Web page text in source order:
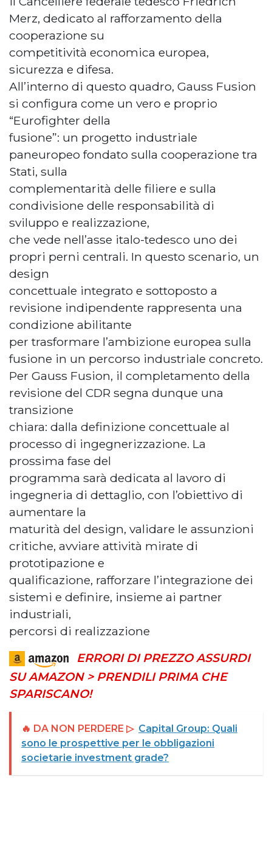
Merz, dedicato al rafforzamento della
cooperazione su
competitività economica europea,
sicurezza e difesa.
All’interno di questo quadro, Gauss Fusion
si configura come un vero e proprio
“Eurofighter della
fusione”: un progetto industriale
paneuropeo fondato sulla cooperazione tra
Stati, sulla
complementarità delle filiere e sulla
condivisione delle responsabilità di
sviluppo e realizzazione,
che vede nell’asse italo-tedesco uno dei
propri perni centrali. In questo scenario, un
design
concettuale integrato e sottoposto a
revisione indipendente rappresenta una
condizione abilitante
per trasformare l’ambizione europea sulla
fusione in un percorso industriale concreto.
Per Gauss Fusion, il completamento della
revisione del CDR segna dunque una
transizione
chiara: dalla definizione concettuale al
processo di ingegnerizzazione. La
prossima fase del
programma sarà dedicata al lavoro di
ingegneria di dettaglio, con l’obiettivo di
aumentare la
maturità del design, validare le assunzioni
critiche, avviare attività mirate di
prototipazione e
qualificazione, rafforzare l’integrazione dei
sistemi e definire, insieme ai partner
industriali,
percorsi di realizzazione
ERRORI DI PREZZO ASSURDI
SU AMAZON > PRENDILI PRIMA CHE
SPARISCANO!
🔥 DA NON PERDERE ▷ Capital Group: Quali
sono le prospettive per le obbligazioni
societarie investment grade?